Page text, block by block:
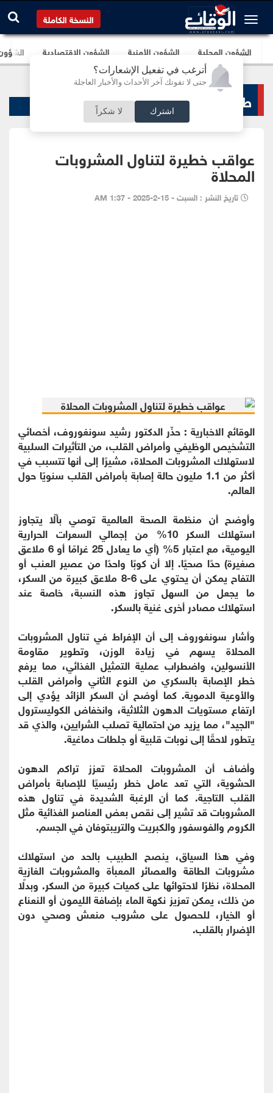
أترغب في تفعيل الإشعارات؟
حتى لا تفوتك آخر الأحداث والأخبار العاجلة
اشترك لا شكراً
النسخة الكاملة
الشؤون المحلية الشؤون الأمنية الشؤون الإقتصادية
طب و صحة
عواقب خطيرة لتناول المشروبات
المحلاة
تاريخ النشر : السبت - 15-2-2025 - 1:37 AM
الوقائع الاخبارية : حذّر الدكتور رشيد سونغوروف، أخصائي
التشخيص الوظيفي وأمراض القلب، من التأثيرات السلبية
لاستهلاك المشروبات المحلاة، مشيرًا إلى أنها تتسبب في
أكثر من 1.1 مليون حالة إصابة بأمراض القلب سنويًا حول
العالم.
وأوضح أن منظمة الصحة العالمية توصي بألّا يتجاوز
استهلاك السكر 10% من إجمالي السعرات الحرارية
اليومية، مع اعتبار 5% (أي ما يعادل 25 غرامًا أو 6 ملاعق
صغيرة) حدًا صحيًا. إلا أن كوبًا واحدًا من عصير العنب أو
التفاح يمكن أن يحتوي على 6-8 ملاعق كبيرة من السكر،
ما يجعل من السهل تجاوز هذه النسبة، خاصة عند
استهلاك مصادر أخرى غنية بالسكر.
وأشار سونغوروف إلى أن الإفراط في تناول المشروبات
المحلاة يسهم في زيادة الوزن، وتطوير مقاومة
الأنسولين، واضطراب عملية التمثيل الغذائي، مما يرفع
خطر الإصابة بالسكري من النوع الثاني وأمراض القلب
والأوعية الدموية. كما أوضح أن السكر الزائد يؤدي إلى
ارتفاع مستويات الدهون الثلاثية، وانخفاض الكوليسترول
"الجيد"، مما يزيد من احتمالية تصلب الشرايين، والذي قد
يتطور لاحقًا إلى نوبات قلبية أو جلطات دماغية.
وأضاف أن المشروبات المحلاة تعزز تراكم الدهون
الحشوية، التي تعد عامل خطر رئيسيًا للإصابة بأمراض
القلب التاجية. كما أن الرغبة الشديدة في تناول هذه
المشروبات قد تشير إلى نقص بعض العناصر الغذائية مثل
الكروم والفوسفور والكبريت والتريبتوفان في الجسم.
وفي هذا السياق، ينصح الطبيب بالحد من استهلاك
مشروبات الطاقة والعصائر المعبأة والمشروبات الغازية
المحلاة، نظرًا لاحتوائها على كميات كبيرة من السكر. وبدلًا
من ذلك، يمكن تعزيز نكهة الماء بإضافة الليمون أو النعناع
أو الخيار، للحصول على مشروب منعش وصحي دون
الإضرار بالقلب.